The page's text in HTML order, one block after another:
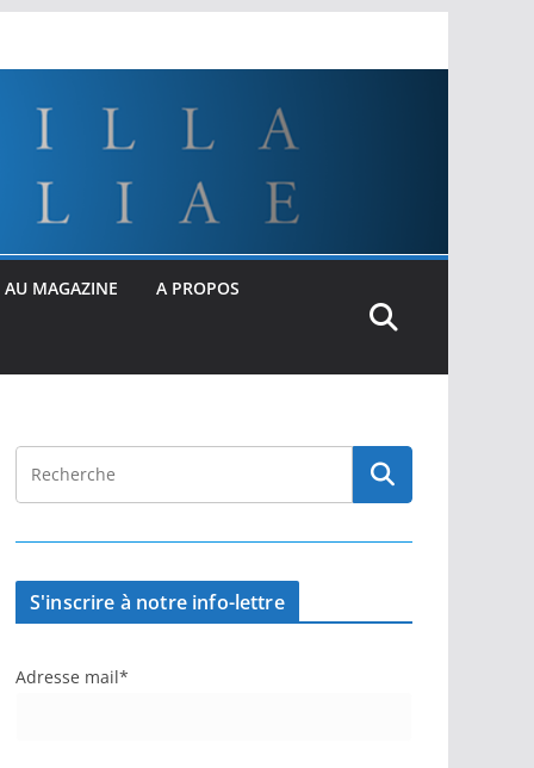
AU MAGAZINE A PROPOS
S'inscrire à notre info-lettre
Adresse mail*